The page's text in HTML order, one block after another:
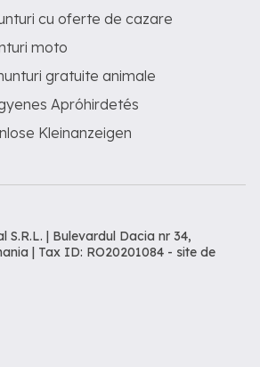
cu oferte de cazare
moto
gratuite animale
Apróhirdetés
Kleinanzeigen
S.R.L. | Bulevardul Dacia nr 34,
| Tax ID: RO20201084 - site de